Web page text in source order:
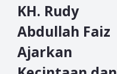
KH. Rudy
Abdullah Faiz
Ajarkan